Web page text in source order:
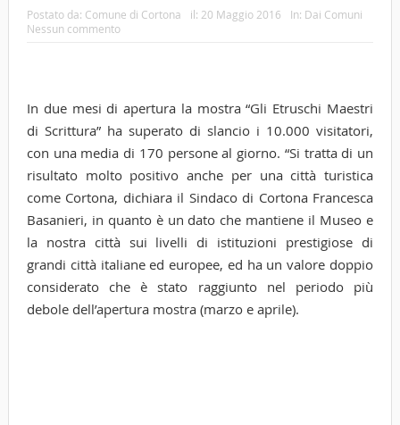
Postato da: Comune di Cortona il: 20 Maggio 2016 In: Dai Comuni
Nessun commento
In due mesi di apertura la mostra “Gli Etruschi Maestri
di Scrittura” ha superato di slancio i 10.000 visitatori,
con una media di 170 persone al giorno. “Si tratta di un
risultato molto positivo anche per una città turistica
come Cortona, dichiara il Sindaco di Cortona Francesca
Basanieri, in quanto è un dato che mantiene il Museo e
la nostra città sui livelli di istituzioni prestigiose di
grandi città italiane ed europee, ed ha un valore doppio
considerato che è stato raggiunto nel periodo più
debole dell’apertura mostra (marzo e aprile).